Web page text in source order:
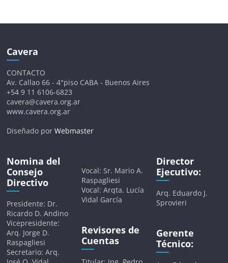
Cavera
CONTACTO
Av. Callao 66 - 4°piso CABA - Buenos Aires
+54 9 11 6106-6823
cavera@cavera.org.ar
www.cavera.org.ar
Diseñado porWebmaster
Nomina del
Consejo
Directivo
Presidente: Dr.
Ricardo D. Andino
Vicepresidente:
Arq. Jorge D.
Raspagliesi
Secretario: Arq.
Vocal: Sr. Mario A.
Raspagliesi
Vocal: Arqta. Lucía
Vidal García
Revisores de
Cuentas
Director
Ejecutivo:
Arq. Eduardo J.
Sprovieri
Gerente
Técnico: